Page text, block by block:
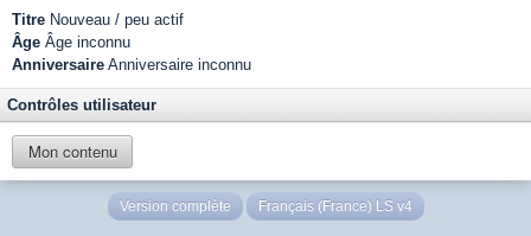
Titre Nouveau / peu actif
Âge Âge inconnu
Anniversaire Anniversaire inconnu
Contrôles utilisateur
Mon contenu
Version complète Français (France) LS v4